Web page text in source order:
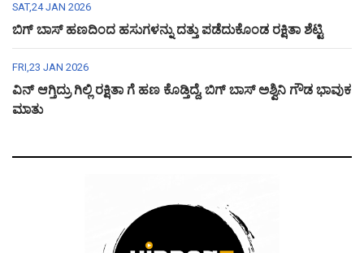
SAT,24 JAN 2026
ಬಿಗ್ ಬಾಸ್ ಹಣದಿಂದ ಹಸುಗಳನ್ನು ದತ್ತು ಪಡೆದುಕೊಂಡ ರಕ್ಷಿತಾ ಶೆಟ್ಟಿ
FRI,23 JAN 2026
ವಿನ್ ಆಗ್ತಿದ್ರು ಗಿಲ್ಲಿ ರಕ್ಷಿತಾ ಗೆ ಹಣ ಕೊಡ್ತಿದ್ದೆ, ಬಿಗ್ ಬಾಸ್ ಅಶ್ವಿನಿ ಗೌಡ ಭಾವುಕ
ಮಾತು